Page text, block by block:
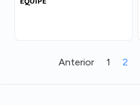
Anterior 1 2